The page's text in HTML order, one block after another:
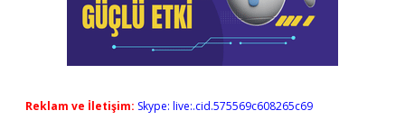
Reklam ve İletişim: Skype: live:.cid.575569c608265c69